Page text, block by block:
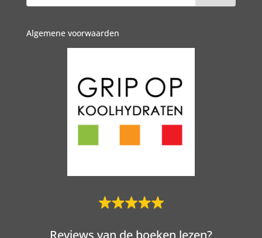
Algemene voorwaarden
Reviews van de boeken lezen?